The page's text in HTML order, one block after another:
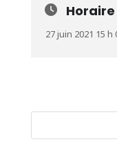
Horaire
27 juin 2021 15 h